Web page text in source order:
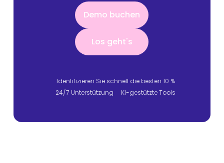
Demo buchen
Demo buchen
Los geht's
Los geht's
Identifizieren Sie schnell die besten 10 %
24/7 Unterstützung
KI-gestützte Tools